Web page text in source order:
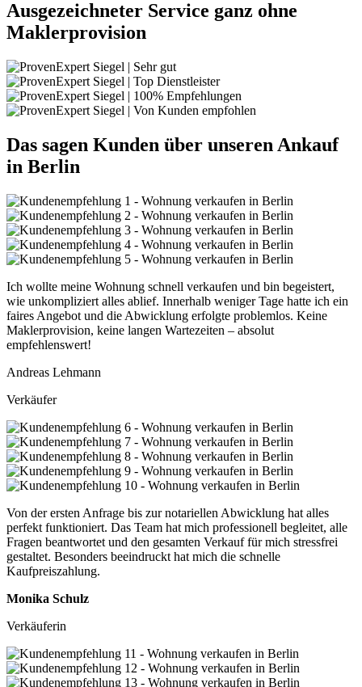
Ausgezeichneter Service ganz ohne
Maklerprovision
Das sagen Kunden über unseren Ankauf
in Berlin
Ich wollte meine Wohnung schnell verkaufen und bin begeistert,
wie unkompliziert alles ablief. Innerhalb weniger Tage hatte ich ein
faires Angebot und die Abwicklung erfolgte problemlos. Keine
Maklerprovision, keine langen Wartezeiten – absolut
empfehlenswert!
Andreas Lehmann
Verkäufer
Von der ersten Anfrage bis zur notariellen Abwicklung hat alles
perfekt funktioniert. Das Team hat mich professionell begleitet, alle
Fragen beantwortet und den gesamten Verkauf für mich stressfrei
gestaltet. Besonders beeindruckt hat mich die schnelle
Kaufpreiszahlung.
Monika Schulz
Verkäuferin